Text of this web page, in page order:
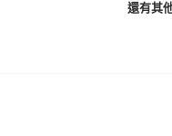
還有其